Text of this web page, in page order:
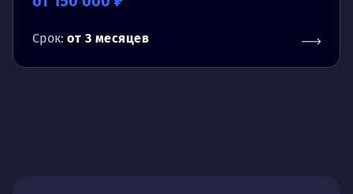
Срок: от 3 месяцев